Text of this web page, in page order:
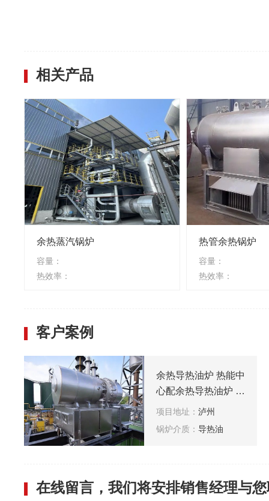
相关产品
余热蒸汽锅炉
容量：
热效率：
热管余热锅炉
容量：
热效率：
客户案例
余热导热油炉 热能中
心配余热导热油炉 发
电机组配导热油炉 碳
项目地址： 泸州
锅炉介质： 导热油
在线留言，我们将安排销售经理与